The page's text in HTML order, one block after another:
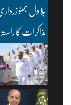
بلاول بھٹو
مذاکرات کا